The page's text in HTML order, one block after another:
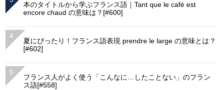
本のタイトルから学ぶフランス語｜Tant que le café est
encore chaud の意味は？[#600]
夏にぴったり！フランス語表現 prendre le large の意味とは？
[#602]
フランス人がよく使う「こんなに…したことない」のフラン
ス語[#558]